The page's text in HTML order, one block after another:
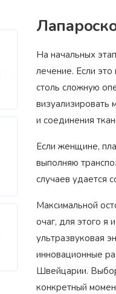
На начальных
лечение. Если
столь сложную
визуализировать
и соединения
Если женщине,
выполняю
случаев удается
Максимальной
очаг, для этого я
ультразвуковая
инновационные
Швейцарии. Выбор
конкретный